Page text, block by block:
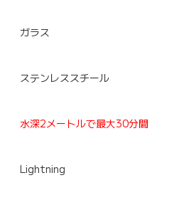
ガラス
ステンレススチール
水深2メートルで最大30分間
Lightning